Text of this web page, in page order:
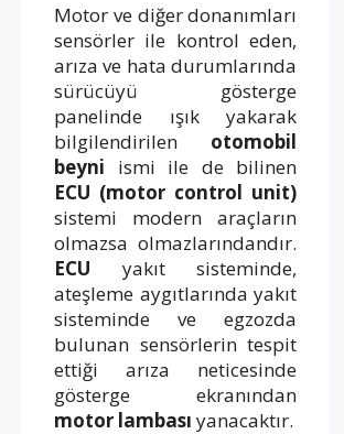
Motor ve diğer donanımları
sensörler ile kontrol eden,
arıza ve hata durumlarında
sürücüyü gösterge
panelinde ışık yakarak
bilgilendirilen otomobil
beyni ismi ile de bilinen
ECU (motor control unit)
sistemi modern araçların
olmazsa olmazlarındandır.
ECU yakıt sisteminde,
ateşleme aygıtlarında yakıt
sisteminde ve egzozda
bulunan sensörlerin tespit
ettiği arıza neticesinde
gösterge ekranından
motor lambası yanacaktır.